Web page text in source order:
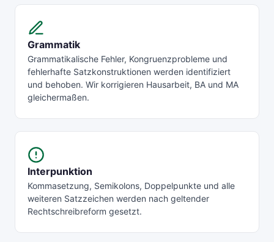
Grammatik
Grammatikalische Fehler, Kongruenzprobleme und
fehlerhafte Satzkonstruktionen werden identifiziert
und behoben. Wir korrigieren Hausarbeit, BA und MA
gleichermaßen.
Interpunktion
Kommasetzung, Semikolons, Doppelpunkte und alle
weiteren Satzzeichen werden nach geltender
Rechtschreibreform gesetzt.